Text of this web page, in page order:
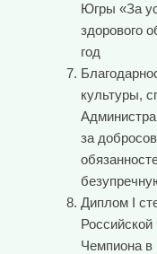
Югры «За
здорового
год
культуры,
за
Диплом I
Чемпиона в